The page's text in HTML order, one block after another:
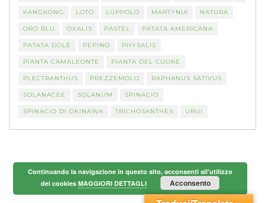
KANGKONG LOTO LUPPOLO MARTYNIA NATURA
ORO BLU OXALIS PASTEL PATATA AMERICANA
PATATA DOLE PEPINO PHYSALIS
PIANTA CAMALEONTE PIANTA DEL CUORE
PLECTRANTHUS PREZZEMOLO RAPHANUS SATIVUS
SOLANACEE SOLANUM SPINACIO
SPINACIO DI OKINAWA TRICHOSANTHES URUI
Continuando la navigazione in questo sito, acconsenti all'utilizzo
dei cookiesMAGGIORI DETTAGLI Acconsento